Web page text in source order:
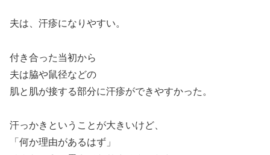
夫は、汗疹になりやすい。
付き合った当初から
夫は脇や鼠径などの
肌と肌が接する部分に汗疹ができやすかった。
汗っかきということが大きいけど、
「何か理由があるはず」